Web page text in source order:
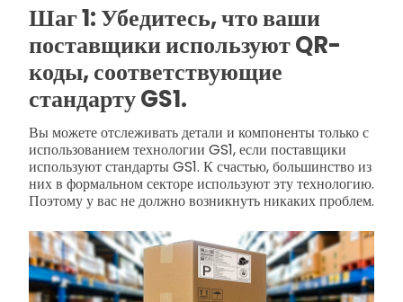
Шаг 1: Убедитесь, что ваши
поставщики используют QR-
коды, соответствующие
стандарту GS1.
Вы можете отслеживать детали и компоненты только с
использованием технологии GS1, если поставщики
используют стандарты GS1. К счастью, большинство из
них в формальном секторе используют эту технологию.
Поэтому у вас не должно возникнуть никаких проблем.